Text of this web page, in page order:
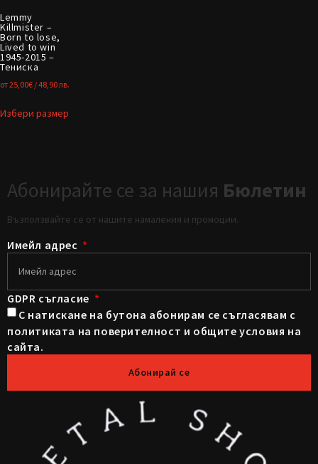
Lemmy
Killmister –
Born to lose,
Lived to win
1945-2015 –
Тениска
от25,00€ / 48,90 лв.
Избери размер
Абонирайте се за нашия Бюлетин
Възползвайте се от нашите намаления и промоции.
Имейл адрес
GDPR съгласие
С натискане на бутона абонирам се съгласявам с
политиката на поверителност и общите условия на
сайта.
Абонирай се